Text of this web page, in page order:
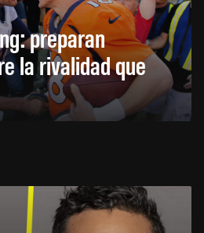
preparan
la rivalidad que